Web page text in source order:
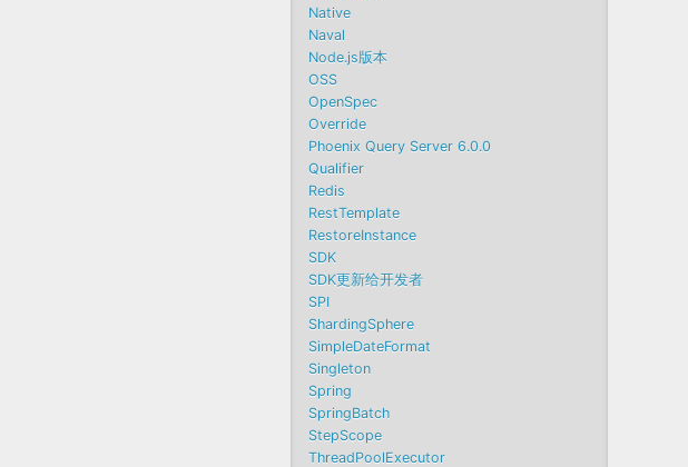
Native
Naval
Node.js版本
OSS
OpenSpec
Override
Phoenix Query Server 6.0.0
Qualifier
Redis
RestTemplate
RestoreInstance
SDK
SDK更新给开发者
SPI
ShardingSphere
SimpleDateFormat
Singleton
Spring
SpringBatch
StepScope
ThreadPoolExecutor